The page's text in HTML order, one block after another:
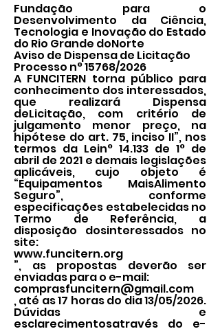
Fundação para o
Desenvolvimento da Ciência,
Tecnologia e Inovação do Estado
do Rio Grande doNorte
Aviso de Dispensa de Licitação
Processo n° 15768/2026
A FUNCITERN torna público para
conhecimento dos interessados,
que realizará Dispensa
deLicitação, com critério de
julgamento menor preço, na
hipótese do art. 75, inciso II”, nos
termos da Lein° 14.133 de 1° de
abril de 2021 e demais legislações
aplicáveis, cujo objeto é
“Equipamentos MaisAlimento
Seguro”, conforme
especificações estabelecidas no
Termo de Referência, a
disposição dosinteressados no
site:
www.funcitern.org
”, as propostas deverão ser
enviadas para o e-mail:
comprasfuncitern@gmail.com
, até as 17 horas do dia 13/05/2026.
Dúvidas e
esclarecimentosatravés do e-